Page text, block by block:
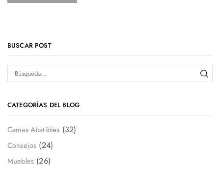
BUSCAR POST
CATEGORÍAS DEL BLOG
Camas Abatibles (32)
Consejos (24)
Muebles (26)